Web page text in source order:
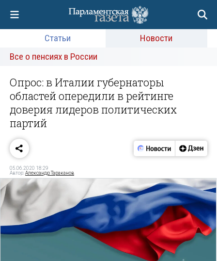
Статьи
Новости
Все о пенсиях в России
Опрос: в Италии губернаторы
областей опередили в рейтинге
доверия лидеров политических
партий
05.06.2020 18:29
Автор:Александр Тараканов